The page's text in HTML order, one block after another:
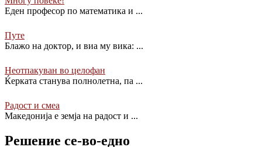
Еден професор по математика и ...
Путе
Блажо на доктор, и виа му вика: ...
Неотпакуван во целофан
Ќерката станува полнолетна, па ...
Радост и смеа
Македонија е земја на радост и ...
Решение се-во-едно